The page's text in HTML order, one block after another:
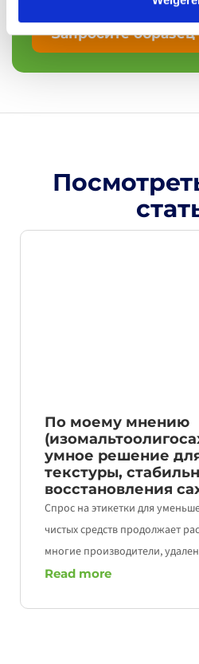
Запросите образец
По моему мнению
умное решение
текстуры,
восстановления
Спрос на этикетки для
чистых средств продолжает
многие производители,
Read more